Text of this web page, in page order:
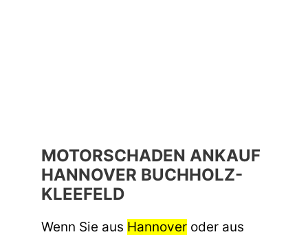
MOTORSCHADEN ANKAUF
HANNOVER BUCHHOLZ-
KLEEFELD
Wenn Sie aus Hannover oder aus